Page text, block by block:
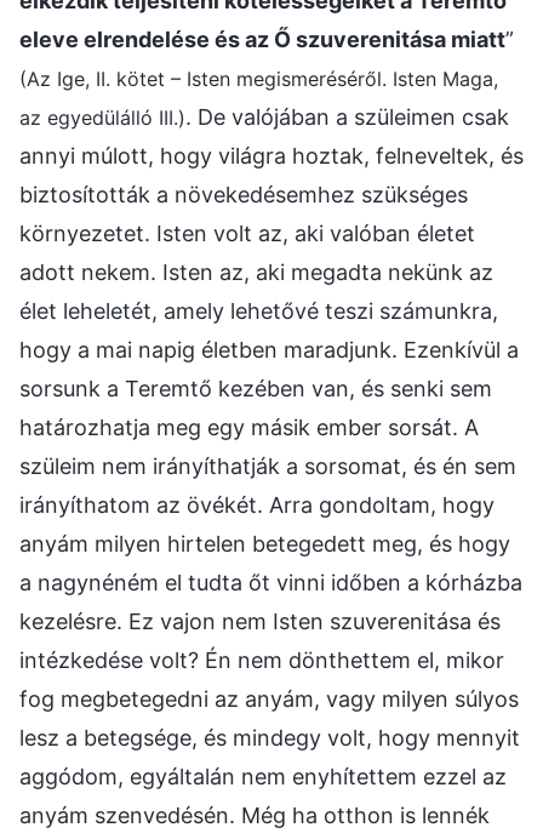
eleve elrendelése és az Ő szuverenitása miatt”
(Az Ige, II. kötet – Isten megismeréséről. Isten Maga,
az egyedülálló III.). De valójában a szüleimen csak
annyi múlott, hogy világra hoztak, felneveltek, és
biztosították a növekedésemhez szükséges
környezetet. Isten volt az, aki valóban életet
adott nekem. Isten az, aki megadta nekünk az
élet leheletét, amely lehetővé teszi számunkra,
hogy a mai napig életben maradjunk. Ezenkívül a
sorsunk a Teremtő kezében van, és senki sem
határozhatja meg egy másik ember sorsát. A
szüleim nem irányíthatják a sorsomat, és én sem
irányíthatom az övékét. Arra gondoltam, hogy
anyám milyen hirtelen betegedett meg, és hogy
a nagynéném el tudta őt vinni időben a kórházba
kezelésre. Ez vajon nem Isten szuverenitása és
intézkedése volt? Én nem dönthettem el, mikor
fog megbetegedni az anyám, vagy milyen súlyos
lesz a betegsége, és mindegy volt, hogy mennyit
aggódom, egyáltalán nem enyhítettem ezzel az
anyám szenvedésén. Még ha otthon is lennék